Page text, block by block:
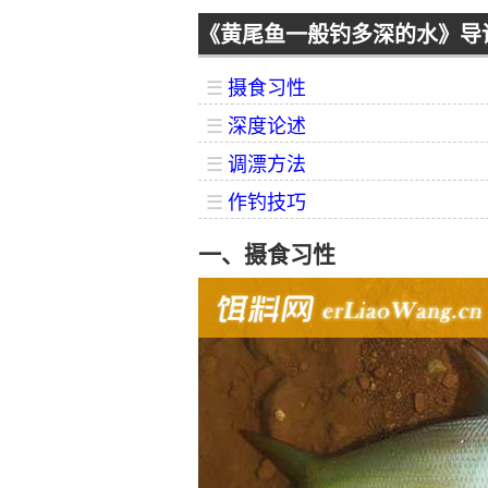
《黄尾鱼一般钓多深的水》导
☰ 摄食习性
☰ 深度论述
☰ 调漂方法
☰ 作钓技巧
一、摄食习性